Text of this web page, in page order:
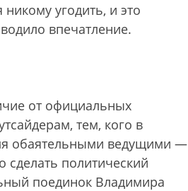
угодить, и это
впечатление.
от официальных
тем, кого в
обаятельными ведущими —
политический
поединок Владимира